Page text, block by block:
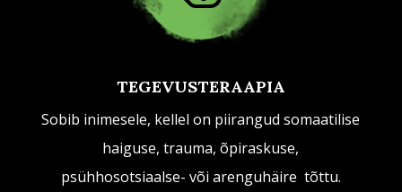
TEGEVUSTERAAPIA
Sobib inimesele, kellel on piirangud somaatilise
haiguse, trauma, õpiraskuse,
psühhosotsiaalse- või arenguhäire tõttu.